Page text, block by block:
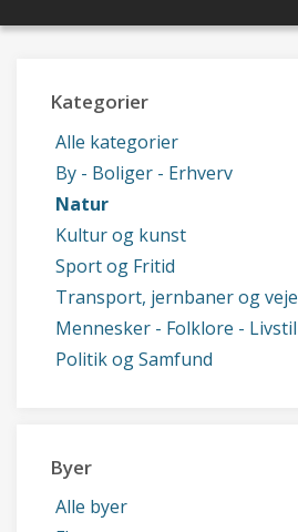
Kategorier
Alle kategorier
By - Boliger - Erhverv
Natur
Kultur og kunst
Sport og Fritid
Transport, jernbaner og veje
Mennesker - Folklore - Livstil
Politik og Samfund
Byer
Alle byer